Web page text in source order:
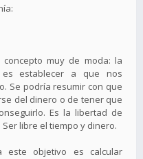
muy de moda: la
establecer a que nos
Se podría resumir con que
del dinero o de tener que
Es la libertad de
libre el tiempo y dinero.
este objetivo es calcular